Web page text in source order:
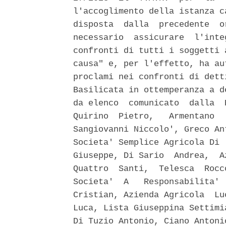
l'accoglimento della istanza
disposta  dalla  precedente
necessario  assicurare
confronti di tutti i soggetti
causa" e, per l'effetto, ha
proclami nei confronti di
Basilicata in ottemperanza a
da elenco  comunicato
Quirino  Pietro,
Sangiovanni Niccolo', Greco
Societa' Semplice Agricola Di
Giuseppe, Di Sario  Andrea,
Quattro  Santi,  Telesca
Societa'  A
Cristian, Azienda Agricola
Luca, Lista Giuseppina
Di Tuzio Antonio, Ciano